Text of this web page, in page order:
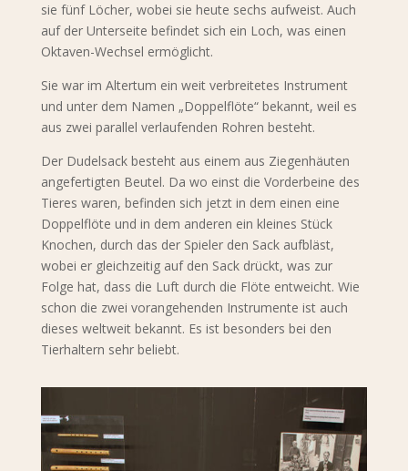
sie fünf Löcher, wobei sie heute sechs aufweist. Auch
auf der Unterseite befindet sich ein Loch, was einen
Oktaven-Wechsel ermöglicht.
Sie war im Altertum ein weit verbreitetes Instrument
und unter dem Namen „Doppelflöte“ bekannt, weil es
aus zwei parallel verlaufenden Rohren besteht.
Der Dudelsack besteht aus einem aus Ziegenhäuten
angefertigten Beutel. Da wo einst die Vorderbeine des
Tieres waren, befinden sich jetzt in dem einen eine
Doppelflöte und in dem anderen ein kleines Stück
Knochen, durch das der Spieler den Sack aufbläst,
wobei er gleichzeitig auf den Sack drückt, was zur
Folge hat, dass die Luft durch die Flöte entweicht. Wie
schon die zwei vorangehenden Instrumente ist auch
dieses weltweit bekannt. Es ist besonders bei den
Tierhaltern sehr beliebt.